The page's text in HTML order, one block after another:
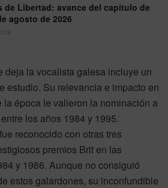
de Libertad: avance del capítulo de
agosto de 2026
deja la vocalista galesa incluye un
estudio. Su relevancia e impacto en
la época le valieron la nominación a
los años 1984 y 1995.
reconocido con otras tres
premios Brit en las
y 1986. Aunque no consiguió
estos galardones, su inconfundible